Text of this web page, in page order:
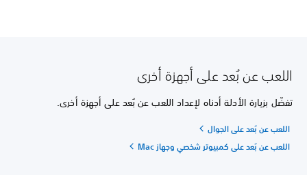
اللعب عن بُعد على أجهزة أخرى
تفضّل بزيارة الأدلة أدناه لإعداد اللعب عن بُعد على أجهزة أخرى.
اللعب عن بُعد على الجوال
اللعب عن بُعد على كمبيوتر شخصي وجهاز Mac